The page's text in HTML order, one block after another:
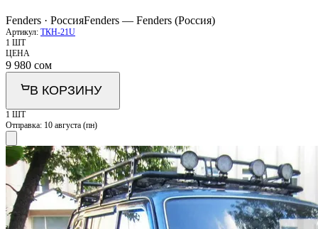
Fenders · РоссияFenders — Fenders (Россия)
Артикул: ТКН-21U
1 ШТ
ЦЕНА
9 980 сом
В КОРЗИНУ
1 ШТ
Отправка: 10 августа (пн)